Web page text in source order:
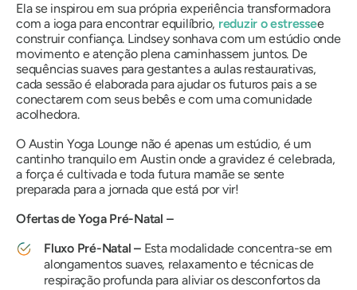
Ela se inspirou em sua própria experiência transformadora
com a ioga para encontrar equilíbrio, reduzir o estressee
construir confiança. Lindsey sonhava com um estúdio onde
movimento e atenção plena caminhassem juntos. De
sequências suaves para gestantes a aulas restaurativas,
cada sessão é elaborada para ajudar os futuros pais a se
conectarem com seus bebês e com uma comunidade
acolhedora.
O Austin Yoga Lounge não é apenas um estúdio, é um
cantinho tranquilo em Austin onde a gravidez é celebrada,
a força é cultivada e toda futura mamãese sente
preparada para a jornada que está por vir!
Ofertas de Yoga Pré-Natal –
Fluxo Pré-Natal – Esta modalidade concentra-se em
alongamentos suaves, relaxamento e técnicas de
respiração profunda para aliviar os desconfortos da